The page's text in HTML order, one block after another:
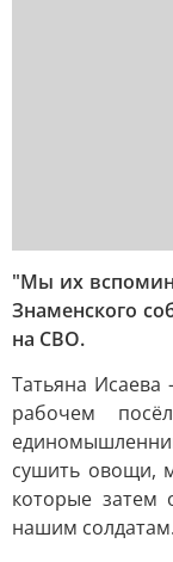
"Мы их
Знаменского
на СВО.
Татьяна
рабочем
сушить овощи,
которые затем
нашим солдатам.